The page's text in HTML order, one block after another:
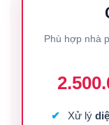
Phù hợp nhà
Xử lý